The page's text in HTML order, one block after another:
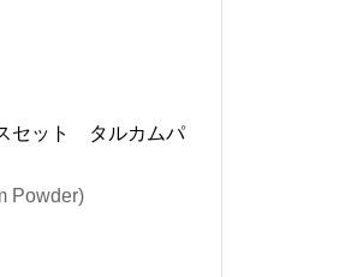
セット タルカムパ
Powder)